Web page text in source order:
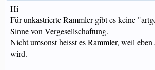
Hi
Für unkastrierte Rammler gibt es keine
Sinne von Vergesellschaftung.
Nicht umsonst heisst es Rammler, weil eben
wird.